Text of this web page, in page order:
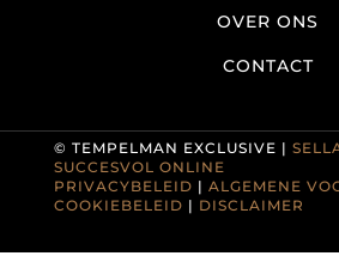
OVER ONS
CONTACT
© TEMPELMAN EXCLUSIVE |
SUCCESVOL ONLINE
PRIVACYBELEID | ALGEMENE
COOKIEBELEID | DISCLAIMER